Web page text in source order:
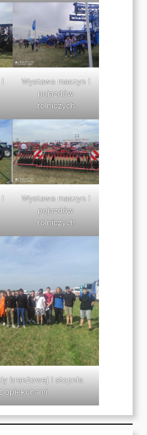
i
Wystawa maszyn i
pojazdów
rolniczych
i
Wystawa maszyn i
pojazdów
rolniczych
branżowej I stopnia
opiekunami